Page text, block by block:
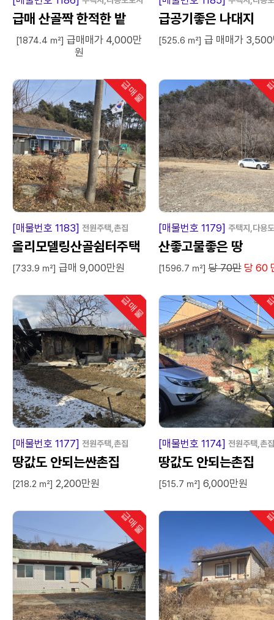
급매 산골짝 한적한 밭
[1874.4 ㎡] 급매매가 4,000만
원
급공기좋은 나대지
[525.6 ㎡] 급 매매가
급매물
인기
급 매 물
[매물번호 1183] 전원주택,촌집
올리모델링산골쉼터주택
[733.9 ㎡] 급매 9,000만원
급 매
[매물번호 1179] 주택지,다용
산좋고물좋은 땅
[1596.7 ㎡] 당 70만 당 60
급매물
인기
급 매 물
[매물번호 1177] 전원주택,촌집
땅값도 안되는싼촌집
[218.2 ㎡] 2,200만원
급 매
[매물번호 1174] 전원주택,촌집
땅값도 안되는촌집
[515.7 ㎡] 6,000만원
급매물
인기